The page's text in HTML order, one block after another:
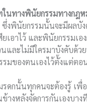
นทางพินัยกรรมทางกฎห
ซึ่งพินัยกรรมนั้นจะมีผลบั
ยเอาไว้ และพินัยกรรม
และไม่มีใครมาบังคับด้
มของตนเองไว้ตั้งแต่ต
รดกนั้นทุกคนจะต้องรู้ เ
างหลังจัดการกันเองบา